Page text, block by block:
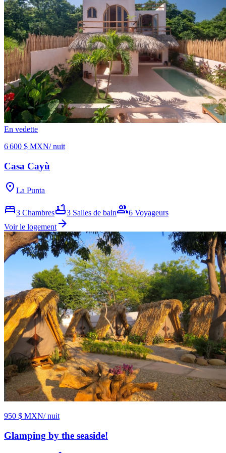
En vedette
6 600 $ MXN/ nuit
Casa Cayù
location_on La Punta
bed3 Chambresbathtub3 Salles de baingroup6 Voyageurs
Voir le logement arrow_forward
950 $ MXN/ nuit
Glamping by the seaside!